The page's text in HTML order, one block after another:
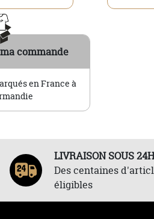
commande
en France à
LIVRAISON SOUS 24H
Des centaines
éligibles